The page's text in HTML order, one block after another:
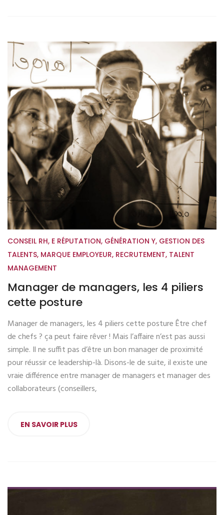
CONSEIL RH, E RÉPUTATION, GÉNÉRATION Y, GESTION DES
TALENTS, MARQUE EMPLOYEUR, RECRUTEMENT, TALENT
MANAGEMENT
Manager de managers, les 4 piliers
cette posture
Manager de managers, les 4 piliers cette posture Être chef
de chefs ? ça peut faire rêver ! Mais l’affaire n’est pas aussi
simple. Il ne suffit pas d’être un bon manager de proximité
pour réussir ce leadership-là. Disons-le de suite, il existe une
vraie différence entre manager de managers et manager des
collaborateurs (conseillers,
EN SAVOIR PLUS